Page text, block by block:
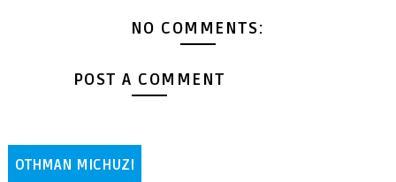
NO COMMENTS:
POST A COMMENT
OTHMAN MICHUZI